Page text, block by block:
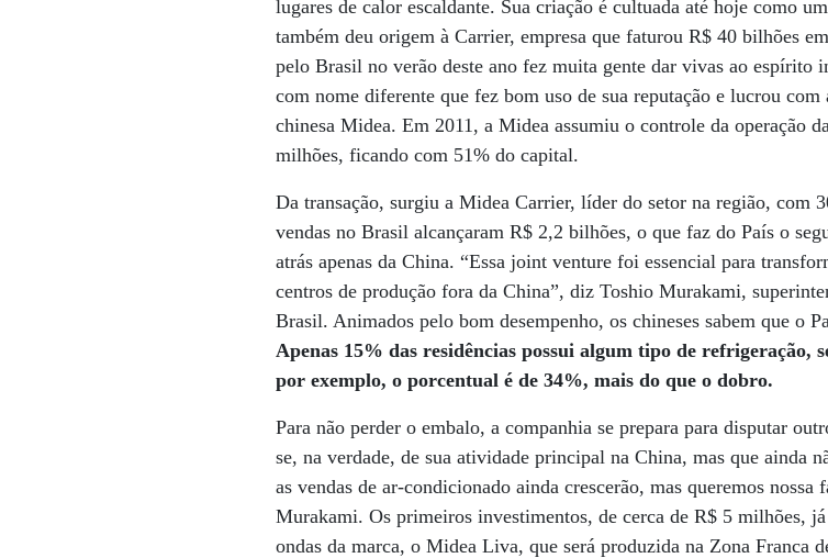
lugares de calor escaldante. Sua criação é cultuada até hoje como
também deu origem à Carrier, empresa que faturou R$ 40 bilhões
pelo Brasil no verão deste ano fez muita gente dar vivas ao espírito
com nome diferente que fez bom uso de sua reputação e lucrou
chinesa Midea. Em 2011, a Midea assumiu o controle da operação
milhões, ficando com 51% do capital.
Da transação, surgiu a Midea Carrier, líder do setor na região, com
vendas no Brasil alcançaram R$ 2,2 bilhões, o que faz do País o
atrás apenas da China. “Essa joint venture foi essencial para
centros de produção fora da China”, diz Toshio Murakami,
Brasil. Animados pelo bom desempenho, os chineses sabem que o
Apenas 15% das residências possui algum tipo de refrigeração,
por exemplo, o porcentual é de 34%, mais do que o dobro.
Para não perder o embalo, a companhia se prepara para disputar
se, na verdade, de sua atividade principal na China, mas que ainda
as vendas de ar-condicionado ainda crescerão, mas queremos
Murakami. Os primeiros investimentos, de cerca de R$ 5 milhões,
ondas da marca, o Midea Liva, que será produzida na Zona Franca